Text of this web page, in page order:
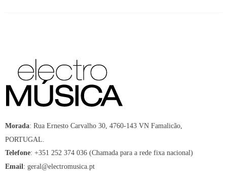
Morada: Rua Ernesto Carvalho 30, 4760-143 VN Famalicão,
PORTUGAL.
Telefone: +351 252 374 036 (Chamada para a rede fixa nacional)
Email : geral@electromusica.pt